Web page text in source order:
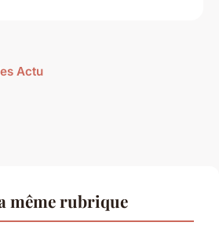
Actu
même rubrique